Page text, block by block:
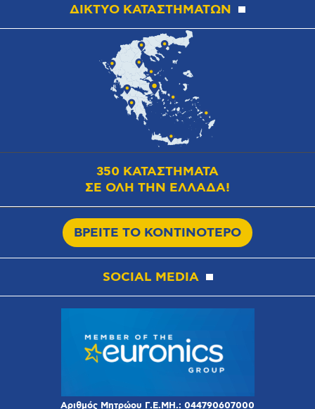
ΔΙΚΤΥΟ ΚΑΤΑΣΤΗΜΑΤΩΝ
350 ΚΑΤΑΣΤΗΜΑΤΑ
ΣΕ ΟΛΗ ΤΗΝ ΕΛΛΑΔΑ!
ΒΡΕΙΤΕ ΤΟ ΚΟΝΤΙΝΟΤΕΡΟ
SOCIAL MEDIA